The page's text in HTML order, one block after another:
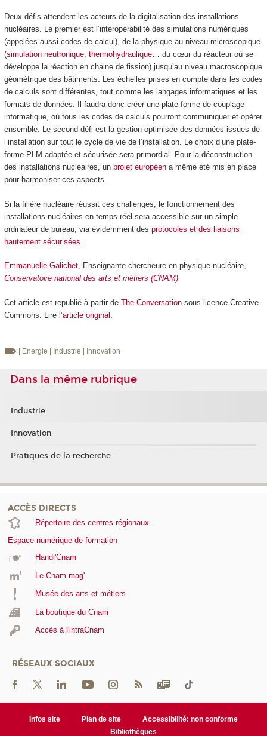
Deux défis attendent les acteurs de la digitalisation des installations
nucléaires. Le premier est l’interopérabilité des simulations numériques
(appelées aussi codes de calcul), de la physique au niveau microscopique
(simulation neutronique, thermohydraulique… du cœur du réacteur où se
développe la réaction en chaine de fission) jusqu’au niveau macroscopique
géométrique des bâtiments. Les échelles prises en compte dans les codes
de calculs sont différentes, tout comme les langages informatiques et les
formats de données. Il faudra donc créer une plate-forme de couplage
informatique, où tous les codes de calculs pourront communiquer et opérer
ensemble. Le second défi est la gestion optimisée des données issues de
l’installation sur tout le cycle de vie de l’installation. Le choix d’une plate-
forme PLM adaptée et sécurisée sera primordial. Pour la déconstruction
des installations nucléaires, un projet européena même été mis en place
pour harmoniser ces aspects.
Si la filière nucléaire réussit ces challenges, le fonctionnement des
installations nucléaires en temps réel sera accessible sur un simple
ordinateur de bureau, via évidemment des protocoles et des liaisons
hautement sécurisées
Emmanuelle Galichet, Enseignante chercheure en physique nucléaire,
Conservatoire national des arts et métiers (CNAM)
Cet article est republié à partir de The Conversationsous licence Creative
Commons. Lire l’article original
| Energie | Industrie | Innovation
Dans la même rubrique
Industrie
Innovation
Pratiques de la recherche
ACCÈS DIRECTS
Répertoire des centres régionaux
Espace numérique de formation
Handi'Cnam
Le Cnam mag'
Musée des arts et métiers
La boutique du Cnam
Accès à l'intraCnam
RÉSEAUX SOCIAUX
Infos site Plan de site
Accessibilité: non conforme
Bibliothèques